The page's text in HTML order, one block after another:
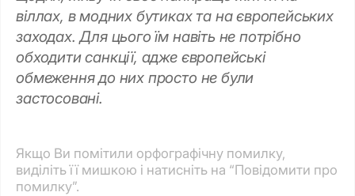
віллах, в модних бутиках та на європейських
заходах. Для цього їм навіть не потрібно
обходити санкції, адже європейські
обмеження до них просто не були
застосовані.
Якщо Ви помітили орфографічну помилку,
виділіть її мишкою і натисніть на “Повідомити про
помилку”.